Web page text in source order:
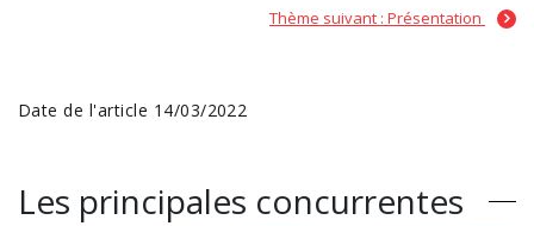
Thème suivant : Présentation
Date de l'article 14/03/2022
Les principales concurrentes